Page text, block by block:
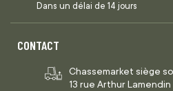
Dans un délai de 14 jours
CONTACT
Chassemarket siège
13 rue Arthur Lamendin